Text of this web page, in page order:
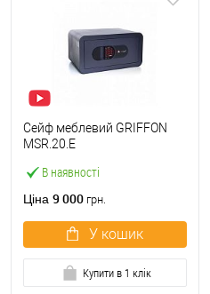
В наявності
Сейф меблевий GRIFFON
MSR.20.Е
Ціна 9 000 грн.
У кошик
Купити в 1 клік